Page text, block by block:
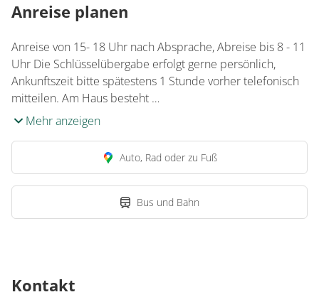
Anreise planen
Anreise von 15- 18 Uhr nach Absprache, Abreise bis 8 - 11
Uhr Die Schlüsselübergabe erfolgt gerne persönlich,
Ankunftszeit bitte spätestens 1 Stunde vorher telefonisch
mitteilen. Am Haus besteht …
Mehr anzeigen
Auto, Rad oder zu Fuß
Bus und Bahn
Kontakt